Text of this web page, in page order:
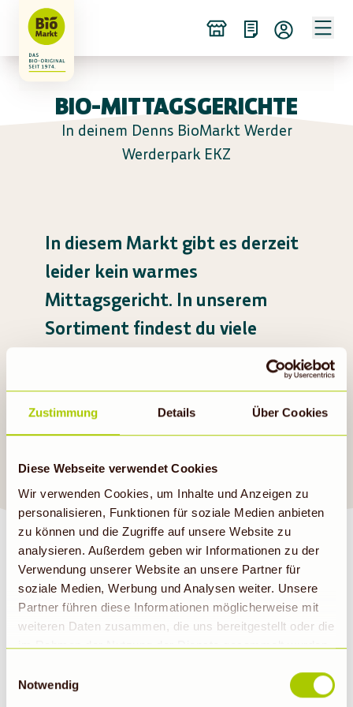
Zustimmung Details Über Cookies
Diese Webseite verwendet Cookies
Wir verwenden Cookies, um Inhalte und Anzeigen zu
personalisieren, Funktionen für soziale Medien anbieten
zu können und die Zugriffe auf unsere Website zu
analysieren. Außerdem geben wir Informationen zu der
Verwendung unserer Website an unsere Partner für
soziale Medien, Werbung und Analysen weiter. Unsere
Partner führen diese Informationen möglicherweise mit
weiteren Daten zusammen, die uns bereitgestellt oder die
im Rahmen der Nutzung der Dienste gesammelt wurden.
erhobenen Daten in den USA durch Google: Unsere
Notwendig
BIO-MITTAGSGERICHTE
In deinem Denns BioMarkt Werder
Werderpark EKZ
In diesem Markt gibt es derzeit
leider kein warmes
Mittagsgericht. In unserem
Sortiment findest du viele
Mittagessen. Anregungen
findest du auch in unseren
aktuellen Angeboten.
Guten Appetit!
BIOMARKT NEWSLETTER